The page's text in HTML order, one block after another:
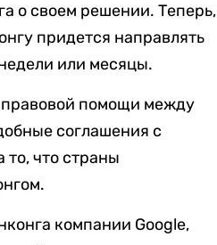
о своем решении. Теперь,
придется направлять
или месяцы.
правовой помощи между
соглашения с
то, что страны
компании Google,